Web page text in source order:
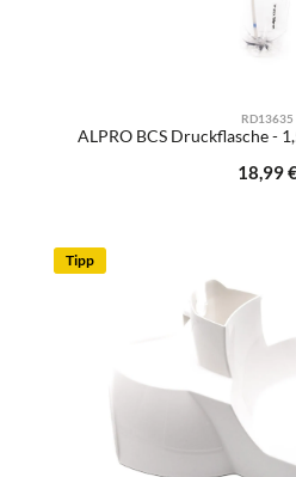
RD13635
ALPRO BCS Druckflasche -
Regulärer
18,99
Tipp